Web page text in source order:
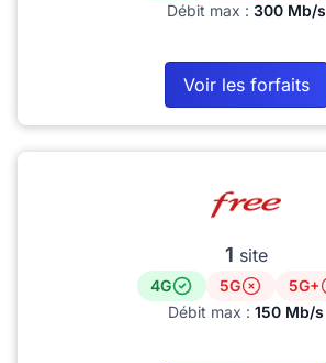
Débit max : 300 Mb/s
Voir les forfaits
1 site
4G 5G
5G+
Débit max : 150 Mb/s